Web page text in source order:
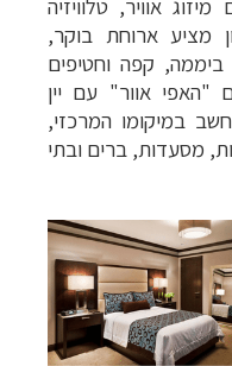
אוויר, טלוויזיה
מציע ארוחת בוקר,
הפועל 24 שעות ביממה, קפה וחטיפים
"האפי אוור" עם יין
במיקומו המרכזי,
מסעדות, ברים ובתי